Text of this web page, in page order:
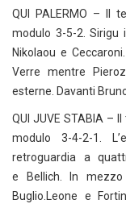
QUI PALERMO – Il
modulo 3-5-2.
Nikolaou e
Verre mentre
esterne. Davanti
QUI JUVE STABIA –
modulo 3-4-2-1.
retroguardia a
e Bellich. In mezzo
Buglio.Leone e